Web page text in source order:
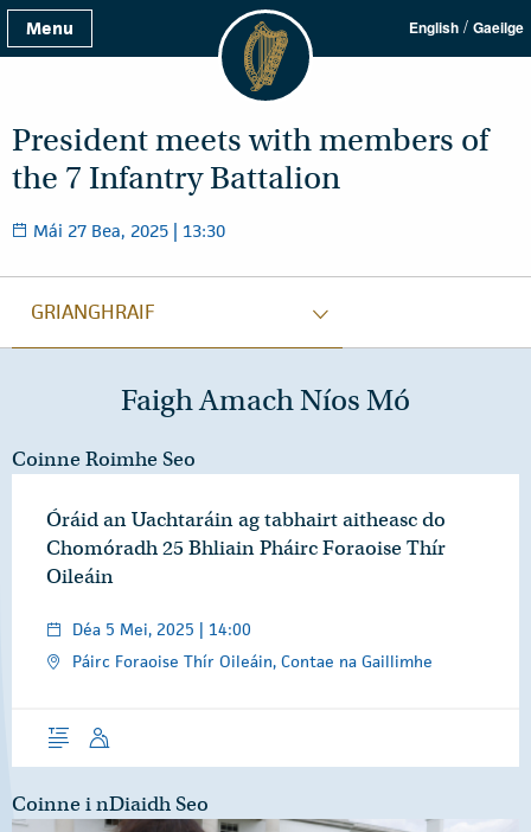
Menu English / Gaeilge
President meets with members of
the 7 Infantry Battalion
Mái 27 Bea, 2025 | 13:30
GRIANGHRAIF
Faigh Amach Níos Mó
Coinne Roimhe Seo
Óráid an Uachtaráin ag tabhairt aitheasc do
Chomóradh 25 Bhliain Pháirc Foraoise Thír
Oileáin
Déa 5 Mei, 2025 | 14:00
Páirc Foraoise Thír Oileáin, Contae na Gaillimhe
Forléargas
Óraid
Coinne i nDiaidh Seo